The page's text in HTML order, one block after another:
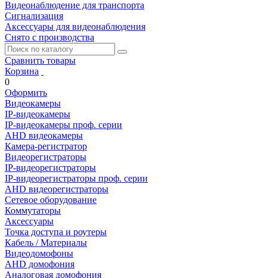
Видеонаблюдение для транспорта
Сигнализация
Аксессуары для видеонаблюдения
Снято с производства
Сравнить товары
Корзина
0
Оформить
Видеокамеры
IP-видеокамеры
IP-видеокамеры проф. серии
AHD видеокамеры
Камера-регистратор
Видеорегистраторы
IP-видеорегистраторы
IP-видеорегистраторы проф. серии
AHD видеорегистраторы
Сетевое оборудование
Коммутаторы
Аксессуары
Точка доступа и роутеры
Кабель / Материалы
Видеодомофоны
AHD домофония
Аналоговая домофония